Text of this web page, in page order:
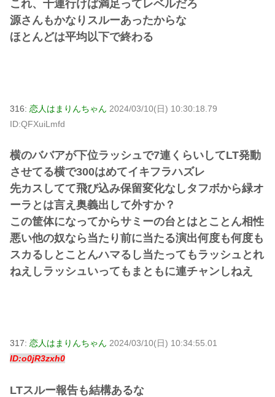
これ、十連行けば満足ってレベルだろ
源さんもかなりスルーあったからな
ほとんどは平均以下で終わる
316: 恋人はまりんちゃん 2024/03/10(日) 10:30:18.79
ID:QFXuiLmfd
横のババアが下位ラッシュで7連くらいしてLT発動
させてる横で300はめてイキフラハズレ
先カスしてて飛び込み保留変化なしタフボから緑オ
ーラとは言え奥義出して外すか？
この筐体になってからサミーの台とはとことん相性
悪い他の奴なら当たり前に当たる演出何度も何度も
スカるしとことんハマるし当たってもラッシュとれ
ねえしラッシュいってもまともに連チャンしねえ
317: 恋人はまりんちゃん 2024/03/10(日) 10:34:55.01
ID:o0jR3zxh0
LTスルー報告も結構あるな